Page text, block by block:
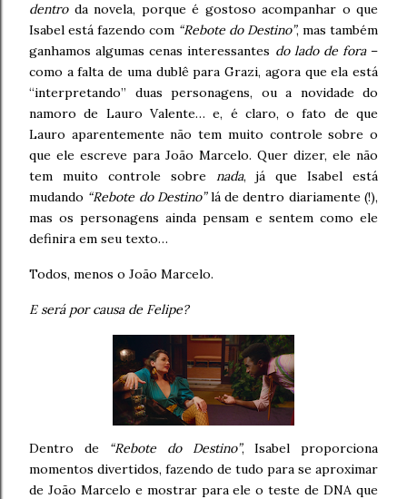
dentroda novela, porque é gostoso acompanhar o que
Isabel está fazendo com “Rebote do Destino”, mas também
ganhamos algumas cenas interessantes do lado de fora–
como a falta de uma dublê para Grazi, agora que ela está
“interpretando” duas personagens, ou a novidade do
namoro de Lauro Valente… e, é claro, o fato de que
Lauro aparentemente não tem muito controle sobre o
que ele escreve para João Marcelo. Quer dizer, ele não
tem muito controle sobre nada, já que Isabel está
mudando “Rebote do Destino”lá de dentro diariamente (!),
mas os personagens ainda pensam e sentem como ele
definira em seu texto…
Todos, menos o João Marcelo.
E será por causa de Felipe?
Dentro de “Rebote do Destino”, Isabel proporciona
momentos divertidos, fazendo de tudo para se aproximar
de João Marcelo e mostrar para ele o teste de DNA que